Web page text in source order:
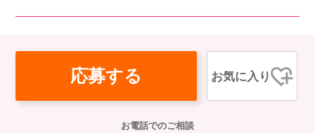
応募する お気に入り
お電話でのご相談